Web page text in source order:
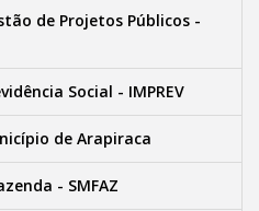
de Projetos Públicos -
Social - IMPREV
de Arapiraca
- SMFAZ